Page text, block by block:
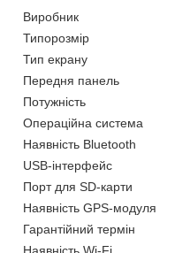
Виробник
Типорозмір
Тип екрану
Передня панель
Потужність
Операційна система
Наявність Bluetooth
USB-інтерфейс
Порт для SD-карти
Наявність GPS-модуля
Гарантійний термін